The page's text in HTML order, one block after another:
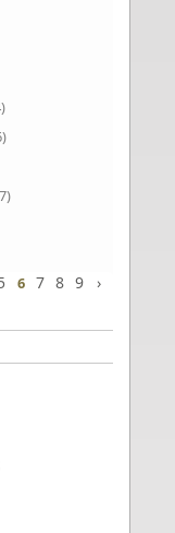
6 7 8 9
›